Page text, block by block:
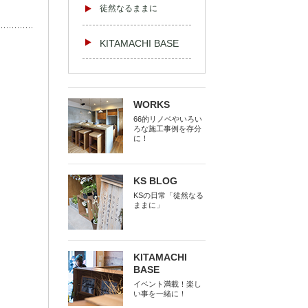
徒然なるままに
KITAMACHI BASE
WORKS
66的リノベやいろい
ろな施工事例を存分
に！
KS BLOG
KSの日常「徒然なる
ままに」
KITAMACHI
BASE
イベント満載！楽し
い事を一緒に！